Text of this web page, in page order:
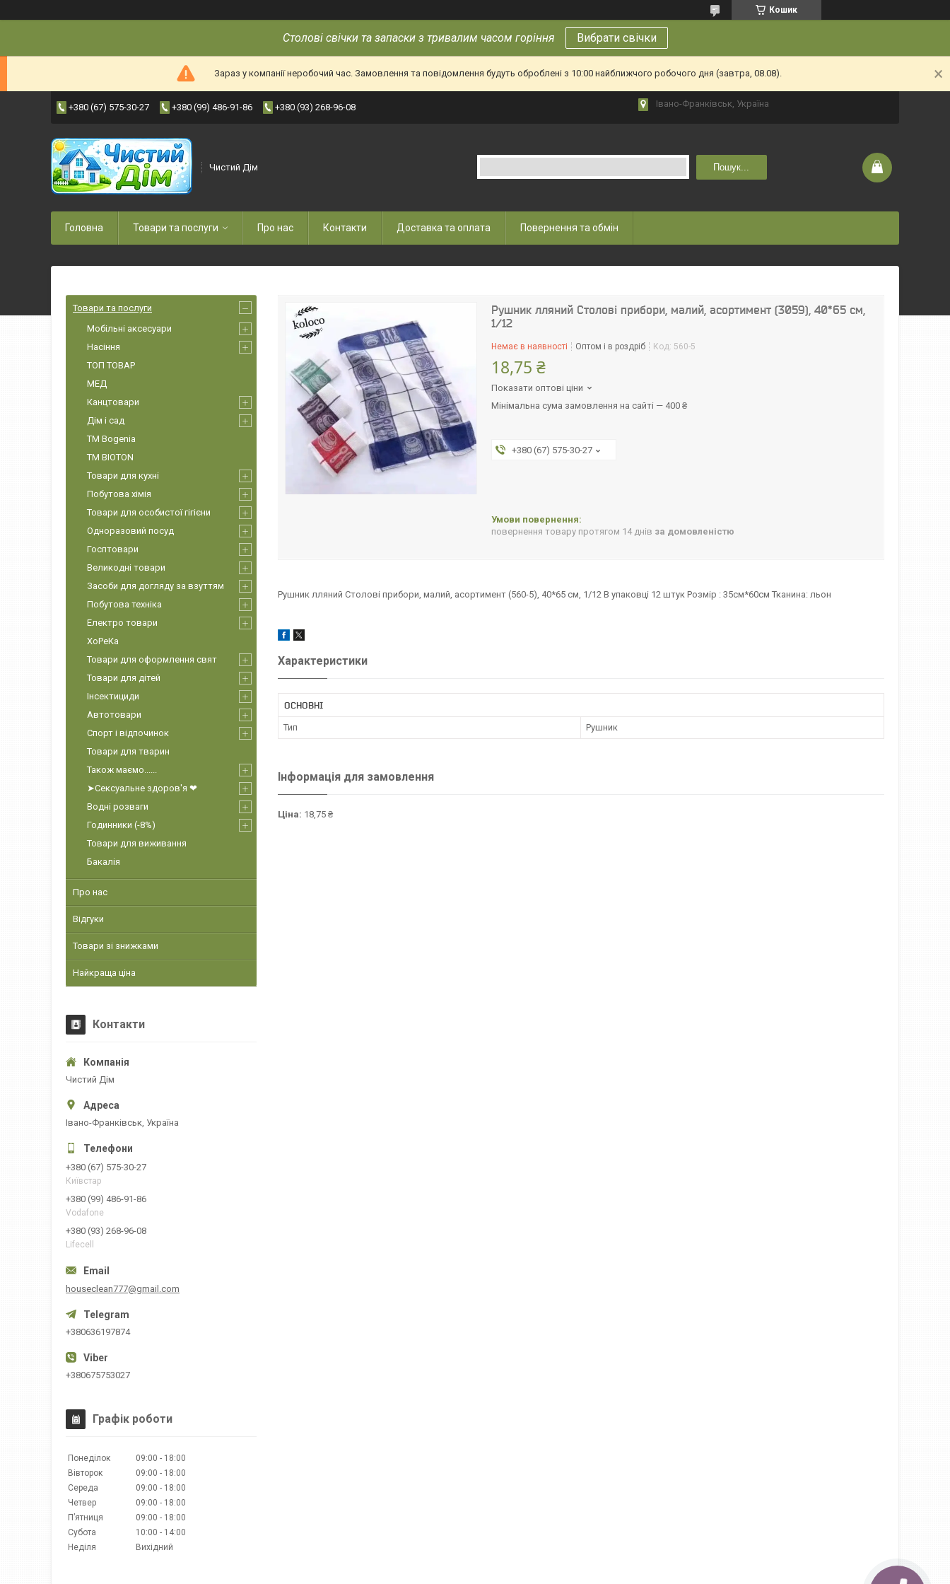
Кошик
Столові свічки та запаски з тривалим часом горіння Вибрати свічки
Зараз у компанії неробочий час. Замовлення та повідомлення будуть оброблені з 10:00 найближчого робочого дня (завтра, 08.08).
+380 (67) 575-30-27 +380 (99) 486-91-86 +380 (93) 268-96-08 Івано-Франківськ, Україна
Чистий Дім Пошук...
Головна Товари та послуги Про нас Контакти Доставка та оплата Повернення та обмін
Рушник лляний Столові прибори, малий, асортимент (3059), 40*65 см,
1/12
Немає в наявності Оптом і в роздріб Код: 560-5
18,75 ₴
Показати оптові ціни
Мінімальна сума замовлення на сайті — 400 ₴
+380 (67) 575-30-27
повернення товару протягом 14 днів за домовленістю
Рушник лляний Столові прибори, малий, асортимент (560-5), 40*65 см, 1/12 В упаковці 12 штук Розмір : 35см*60см Тканина: льон
Характеристики
ОСНОВНІ
Тип Рушник
Інформація для замовлення
Ціна: 18,75 ₴
Товари та послуги
Мобільні аксесуари
Насіння
ТОП ТОВАР
МЕД
Канцтовари
Дім і сад
ТМ Bogenia
ТМ BIOTON
Товари для кухні
Побутова хімія
Товари для особистої гігієни
Одноразовий посуд
Госптовари
Великодні товари
Засоби для догляду за взуттям
Побутова техніка
Електро товари
ХоРеКа
Товари для оформлення свят
Товари для дітей
Інсектициди
Автотовари
Спорт і відпочинок
Товари для тварин
Також маємо......
➤Сексуальне здоров'я ❤
Водні розваги
Годинники (-8%)
Товари для виживання
Бакалія
Про нас
Відгуки
Товари зі знижками
Найкраща ціна
Контакти
Чистий Дім
Івано-Франківськ, Україна
+380 (67) 575-30-27
Київстар
+380 (99) 486-91-86
Vodafone
+380 (93) 268-96-08
Lifecell
houseclean777@gmail.com
+380636197874
+380675753027
Графік роботи
Понеділок 09:00
18:00
Вівторок
09:00
18:00
Середа
09:00
18:00
Четвер
09:00
18:00
Пʼятниця
09:00
18:00
Субота
10:00
14:00
Неділя
Вихідний